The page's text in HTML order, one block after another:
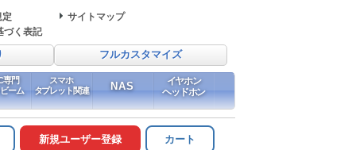
定
サイトマップ
づく表記
フルカスタマイズ
専門
ーム
スマホ
タブレット関連
NAS
イヤホン
ヘッドホン
新規ユーザー登録 カート